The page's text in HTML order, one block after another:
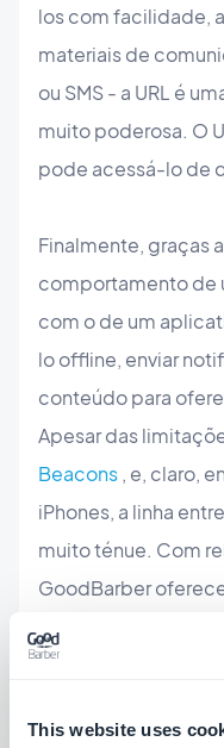
This website uses
los com facilidade,
materiais de
ou SMS - a URL é
muito poderosa. O
pode acessá-lo de
Finalmente, graças
comportamento de
com o de um
lo offline, enviar
conteúdo para
Apesar das
Beacons , e, claro,
iPhones, a linha
muito ténue. Com
GoodBarber
SMS